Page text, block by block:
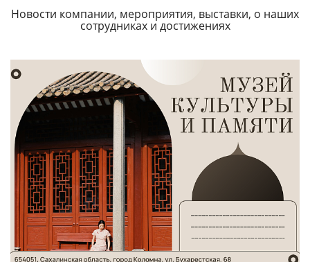
Новости компании, мероприятия, выставки, о наших
сотрудниках и достижениях